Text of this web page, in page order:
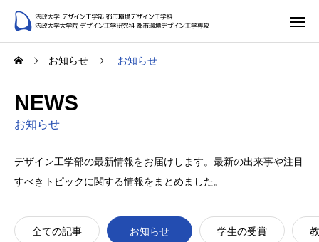
お知らせ お知らせ
NEWS
お知らせ
デザイン工学部の最新情報をお届けします。最新の出来事や注目
すべきトピックに関する情報をまとめました。
全ての記事 お知らせ 学生の受賞